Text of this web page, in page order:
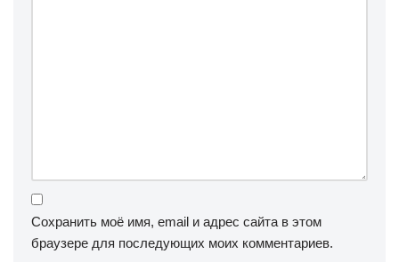
Сохранить моё имя, email и адрес сайта в этом
браузере для последующих моих комментариев.